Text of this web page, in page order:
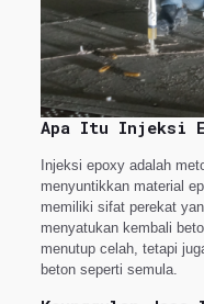
Apa Itu Injeksi
Injeksi epoxy adalah
menyuntikkan material
memiliki sifat perekat
menyatukan kembali
menutup celah, tetapi
beton seperti semula.